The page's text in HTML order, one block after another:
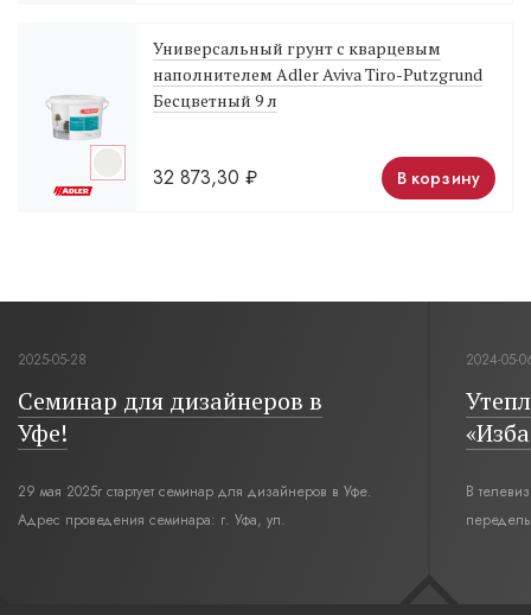
Универсальный грунт с кварцевым
наполнителем Adler Aviva Tiro-Putzgrund
Бесцветный 9 л
32 873,30 ₽ В корзину
2025-05-28
Семинар для дизайнеров в
Уфе!
29 мая 2025г стартует семинар для дизайнеров в Уфе.
Адрес проведения семинара: г. Уфа, ул.
2024-05-
В